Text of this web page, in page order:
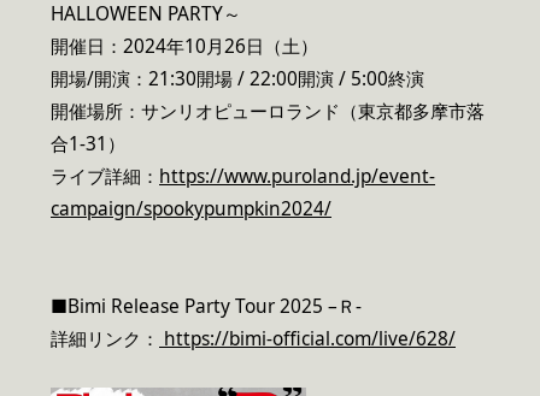
HALLOWEEN PARTY～
開催日：2024年10月26日（土）
開場/開演：21:30開場 / 22:00開演 / 5:00終演
開催場所：サンリオピューロランド（東京都多摩市落
合1-31）
ライブ詳細： https://www.puroland.jp/event-
campaign/spookypumpkin2024/
■Bimi Release Party Tour 2025 –Ｒ-
詳細リンク： https://bimi-official.com/live/628/